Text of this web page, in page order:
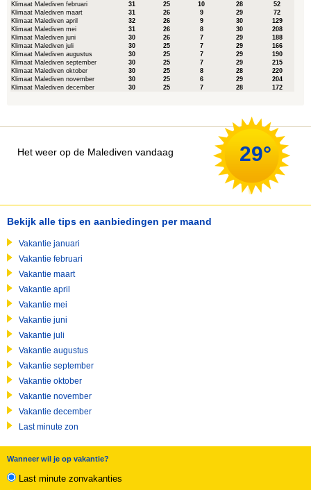
Klimaat Malediven februari
31 25 10 28
52
Klimaat Malediven maart
31 26 9 29
72
Klimaat Malediven april
32 26 9 30
129
Klimaat Malediven mei
31 26 8 30
208
Klimaat Malediven juni
30 26 7 29
188
Klimaat Malediven juli
30 25 7 29
166
Klimaat Malediven augustus
30 25 7 29
190
Klimaat Malediven september
30 25 7 29
215
Klimaat Malediven oktober
30 25 8 28
220
Klimaat Malediven november
30 25 6 29
204
Klimaat Malediven december
30 25 7 28 172
29°
Het weer op de Malediven vandaag
Bekijk alle tips en aanbiedingen per maand
Vakantie januari
Vakantie februari
Vakantie maart
Vakantie april
Vakantie mei
Vakantie juni
Vakantie juli
Vakantie augustus
Vakantie september
Vakantie oktober
Vakantie november
Vakantie december
Last minute zon
Wanneer wil je op vakantie?
Last minute zonvakanties